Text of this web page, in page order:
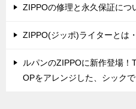
ZIPPOの修理と永久保証につ
ZIPPO(ジッポ)ライターとは
ルパンのZIPPOに新作登場
OPをアレンジした、シック